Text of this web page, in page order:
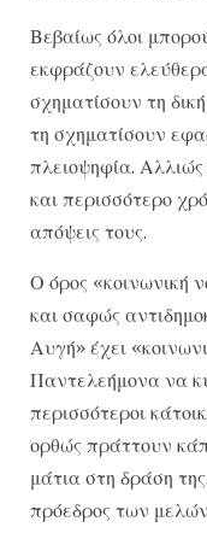
Βεβαίως όλοι
εκφράζουν
σχηματίσουν τη
τη σχηματίσουν
πλειοψηφία.
και περισσότερο
απόψεις τους.
Ο όρος «κοινωνική
και σαφώς
Αυγή» έχει
Παντελεήμονα να
περισσότεροι
ορθώς πράττουν
μάτια στη δράση
πρόεδρος των